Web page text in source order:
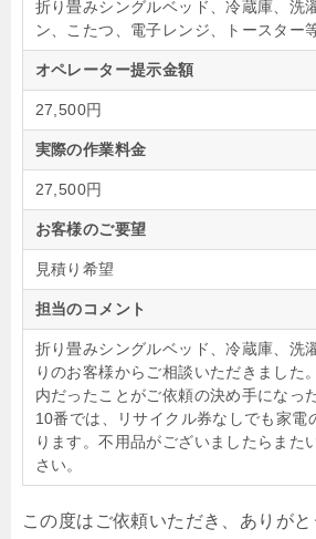
折り畳みシングルベッド、冷蔵庫、洗
ン、こたつ、電子レンジ、トースター
オペレーター提示金額
27,500円
実際の作業料金
27,500円
お客様のご要望
見積り希望
担当のコメント
折り畳みシングルベッド、冷蔵庫、洗
りのお客様からご相談いただきました
内だったことがご依頼の決め手になっ
10番では、リサイクル券なしでも家電
ります。不用品がございましたらまた
さい。
この度はご依頼いただき、ありがと